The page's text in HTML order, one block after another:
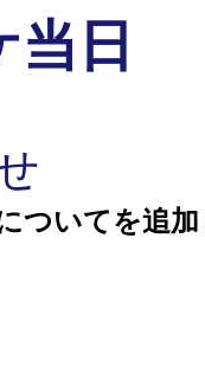
当日
ついてを追加